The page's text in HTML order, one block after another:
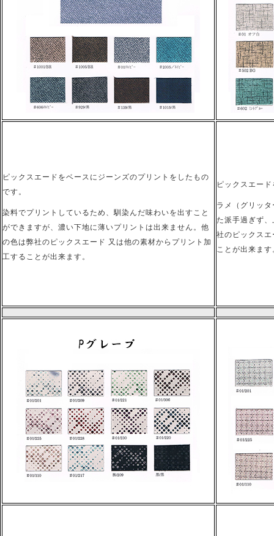
ピックスエードをベースにジーンズのプリントをしたもの
です。
染料でプリントしているため、馴染んだ味わいを出すこと
ができますが、濃い下地に薄いプリントは出来ません。他
の色は弊社のピックスエード 又は他の素材からプリント加
工することが出来ます。
ピックスエー
ラメ（グリッ
た派手過ぎず
社のピックス
ことが出来ます